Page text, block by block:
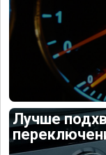
Лучше